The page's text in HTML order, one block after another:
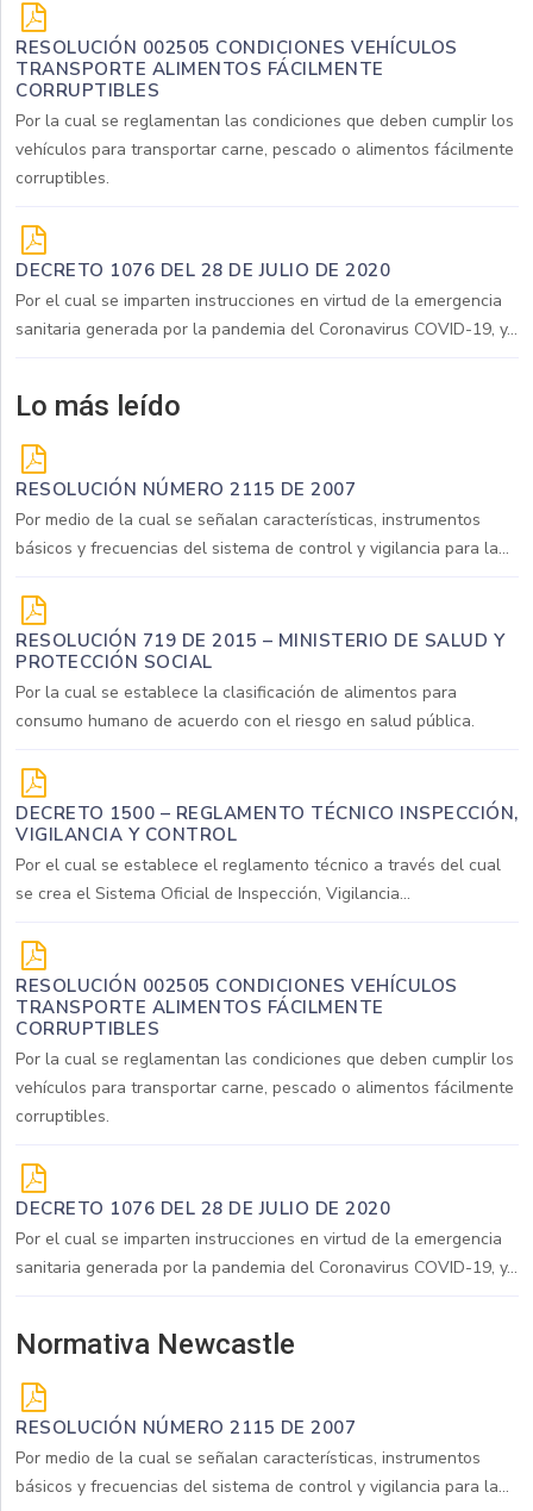
RESOLUCIÓN 002505 CONDICIONES VEHÍCULOS
TRANSPORTE ALIMENTOS FÁCILMENTE
CORRUPTIBLES
Por la cual se reglamentan las condiciones que deben cumplir los
vehículos para transportar carne, pescado o alimentos fácilmente
corruptibles.
DECRETO 1076 DEL 28 DE JULIO DE 2020
Por el cual se imparten instrucciones en virtud de la emergencia
sanitaria generada por la pandemia del Coronavirus COVID-19, y...
Lo más leído
RESOLUCIÓN NÚMERO 2115 DE 2007
Por medio de la cual se señalan características, instrumentos
básicos y frecuencias del sistema de control y vigilancia para la...
RESOLUCIÓN 719 DE 2015 – MINISTERIO DE SALUD Y
PROTECCIÓN SOCIAL
Por la cual se establece la clasificación de alimentos para
consumo humano de acuerdo con el riesgo en salud pública.
DECRETO 1500 – REGLAMENTO TÉCNICO INSPECCIÓN,
VIGILANCIA Y CONTROL
Por el cual se establece el reglamento técnico a través del cual
se crea el Sistema Oficial de Inspección, Vigilancia...
RESOLUCIÓN 002505 CONDICIONES VEHÍCULOS
TRANSPORTE ALIMENTOS FÁCILMENTE
CORRUPTIBLES
Por la cual se reglamentan las condiciones que deben cumplir los
vehículos para transportar carne, pescado o alimentos fácilmente
corruptibles.
DECRETO 1076 DEL 28 DE JULIO DE 2020
Por el cual se imparten instrucciones en virtud de la emergencia
sanitaria generada por la pandemia del Coronavirus COVID-19, y...
Normativa Newcastle
RESOLUCIÓN NÚMERO 2115 DE 2007
Por medio de la cual se señalan características, instrumentos
básicos y frecuencias del sistema de control y vigilancia para la...